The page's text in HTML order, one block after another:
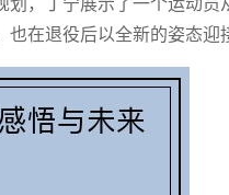
在退役后以全新的姿态迎